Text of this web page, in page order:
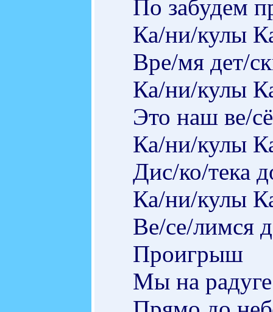
По забудем
Ка/ни/кулы
Вре/мя дет/
Ка/ни/кулы
Это наш ве/
Ка/ни/кулы
Дис/ко/тека
Ка/ни/кулы
Ве/се/лимся
Проигрыш
Мы на радуге